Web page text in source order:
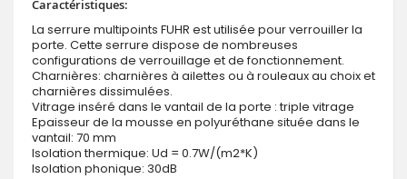
Caractéristiques:
La serrure multipoints FUHR est utilisée pour verrouiller la
porte. Cette serrure dispose de nombreuses
configurations de verrouillage et de fonctionnement.
Charnières: charnières à ailettes ou à rouleaux au choix et
charnières dissimulées.
Vitrage inséré dans le vantail de la porte : triple vitrage
Epaisseur de la mousse en polyuréthane située dans le
vantail: 70 mm
Isolation thermique: Ud = 0.7W/(m2*K)
Isolation phonique: 30dB